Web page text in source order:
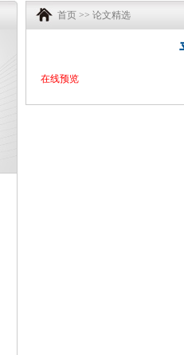
首页 >> 论文精选
在线预览